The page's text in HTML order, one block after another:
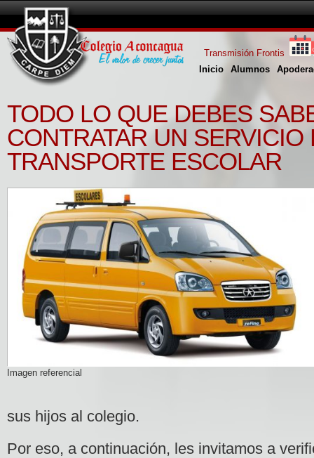
Inicio Alumnos
Transmisión Frontis
TODO LO QUE DEBES
CONTRATAR UN SERVICIO
TRANSPORTE ESCOLAR
Imagen referencial
sus hijos al colegio.
Por eso, a continuación, les invitamos a